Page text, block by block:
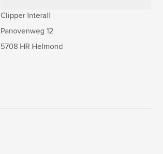
Clipper Interall
Panovenweg 12
5708 HR Helmond